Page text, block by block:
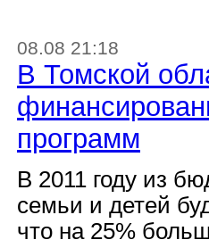
08.08 21:18
В Томской
программ
В 2011 году из
семьи и детей
что на 25%